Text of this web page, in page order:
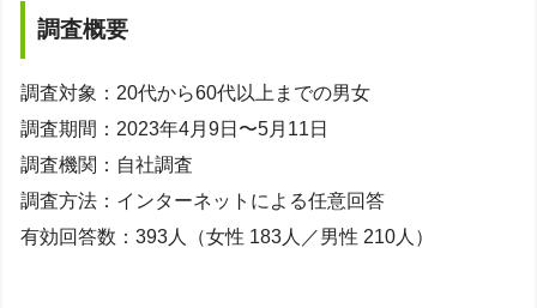
調査概要
調査対象：20代から60代以上までの男女
調査期間：2023年4月9日〜5月11日
調査機関：自社調査
調査方法：インターネットによる任意回答
有効回答数：393人（女性 183人／男性 210人）